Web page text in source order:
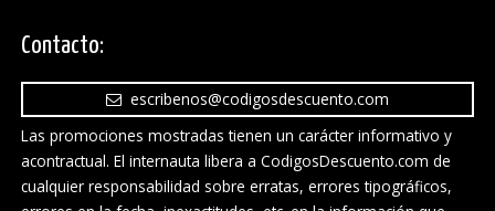
Contacto:
escribenos@codigosdescuento.com
Las promociones mostradas tienen un carácter informativo y
acontractual. El internauta libera a CodigosDescuento.com de
cualquier responsabilidad sobre erratas, errores tipográficos,